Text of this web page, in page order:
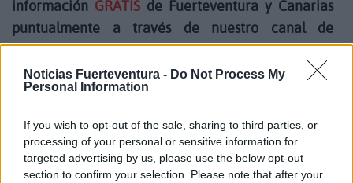
Noticias Fuerteventura - Do Not Process My
Personal Information
If you wish to opt-out of the sale, sharing to third parties, or
processing of your personal or sensitive information for
targeted advertising by us, please use the below opt-out
section to confirm your selection. Please note that after your
información GRATIS de Fuerteventura y Canarias
puntualmente a través de nuestro canal de
whatsApp, que no es un chat y no se puede enviar
ni recibir comentarios, solamente información y
videos de la isla,apuntarse al nuevo canal de
La afición, notoriamente descontenta, comparte su